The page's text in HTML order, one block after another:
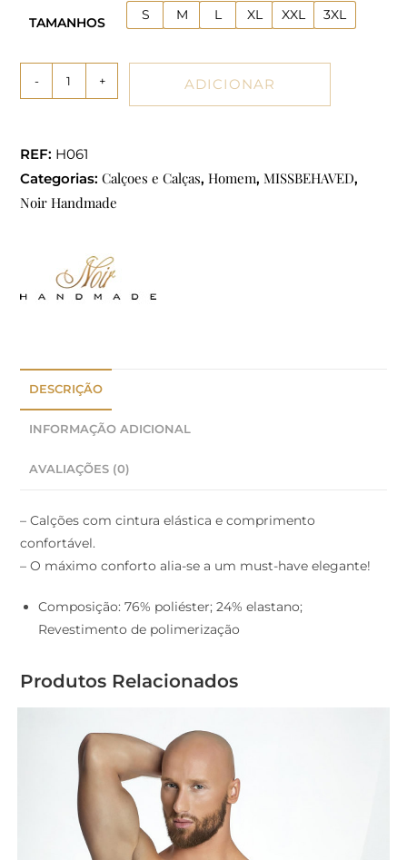
TAMANHOS S M L XL XXL 3XL
- + ADICIONAR
REF: H061
Categorias:Calçoes e Calças,Homem,MISSBEHAVED,
Noir Handmade
DESCRIÇÃO
INFORMAÇÃO ADICIONAL
AVALIAÇÕES (0)
– Calções com cintura elástica e comprimento
confortável.
– O máximo conforto alia-se a um must-have elegante!
Composição: 76% poliéster; 24% elastano;
Revestimento de polimerização
Produtos Relacionados